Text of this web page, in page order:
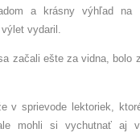
a krásny výhľad na
vydaril.
ešte za vidna, bolo
v sprievode lektoriek,
mohli si vychutnať aj